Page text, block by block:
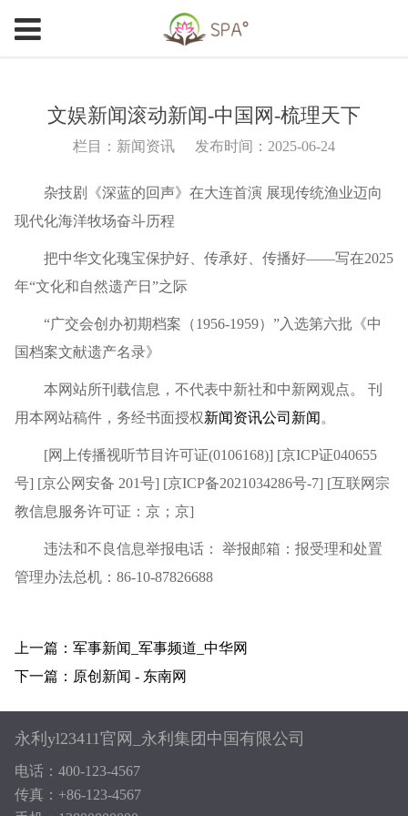
文娱新闻滚动新闻-中国网-梳理天下
栏目：新闻资讯 发布时间：2025-06-24
杂技剧《深蓝的回声》在大连首演 展现传统渔业迈向
现代化海洋牧场奋斗历程
把中华文化瑰宝保护好、传承好、传播好——写在2025
年“文化和自然遗产日”之际
“广交会创办初期档案（1956-1959）”入选第六批《中
国档案文献遗产名录》
本网站所刊载信息，不代表中新社和中新网观点。 刊
用本网站稿件，务经书面授权新闻资讯公司新闻 。
[网上传播视听节目许可证(0106168)] [京ICP证040655
号] [京公网安备 201号] [京ICP备2021034286号-7] [互联网宗
教信息服务许可证：京；京]
违法和不良信息举报电话： 举报邮箱：报受理和处置
管理办法总机：86-10-87826688
上一篇：军事新闻_军事频道_中华网
下一篇：原创新闻 - 东南网
永利yl23411官网_永利集团中国有限公司
电话：400-123-4567
传真：+86-123-4567